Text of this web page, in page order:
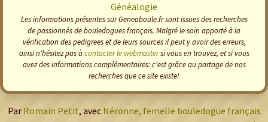
Généalogie
Les informations présentes sur Geneaboule.fr sont issues des recherches
de passionnés de bouledogues français. Malgré le soin apporté à la
vérification des pedigrees et de leurs sources il peut y avoir des erreurs,
ainsi n'hésitez pas àcontacter le webmastersi vous en trouvez, et si vous
avez des informations complémentaires: c'est grâce au partage de nos
recherches que ce site existe!
Par Romain Petit, avec Néronne, femelle bouledogue français